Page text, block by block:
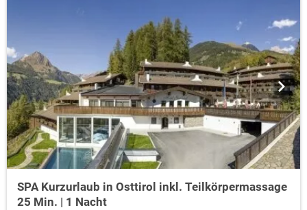
SPA Kurzurlaub in Osttirol inkl. Teilkörpermassage
25 Min. | 1 Nacht